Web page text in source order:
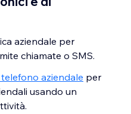
aziendale per
chiamate o SMS.
aziendale per
usando un